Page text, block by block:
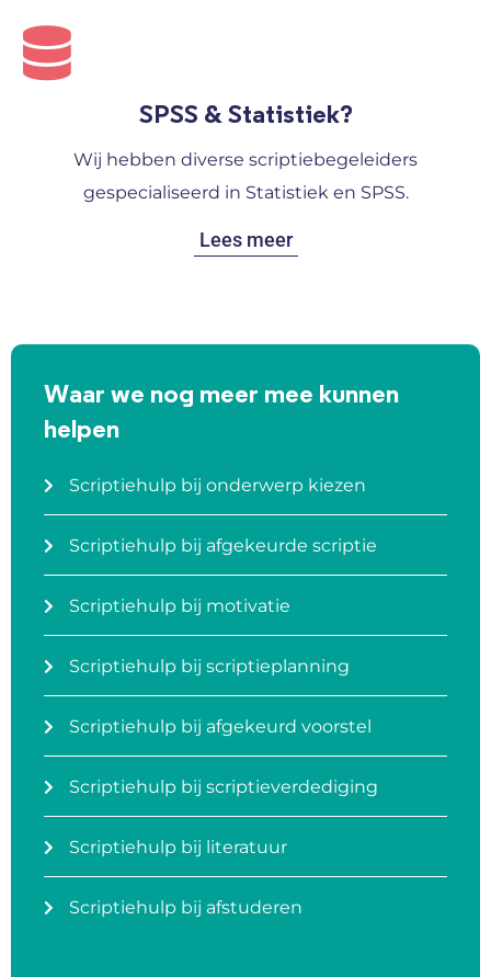
SPSS & Statistiek?
Wij hebben diverse scriptiebegeleiders
gespecialiseerd in Statistiek en SPSS.
Lees meer
Waar we nog meer mee kunnen
helpen
Scriptiehulp bij onderwerp kiezen
Scriptiehulp bij afgekeurde scriptie
Scriptiehulp bij motivatie
Scriptiehulp bij scriptieplanning
Scriptiehulp bij afgekeurd voorstel
Scriptiehulp bij scriptieverdediging
Scriptiehulp bij literatuur
Scriptiehulp bij afstuderen